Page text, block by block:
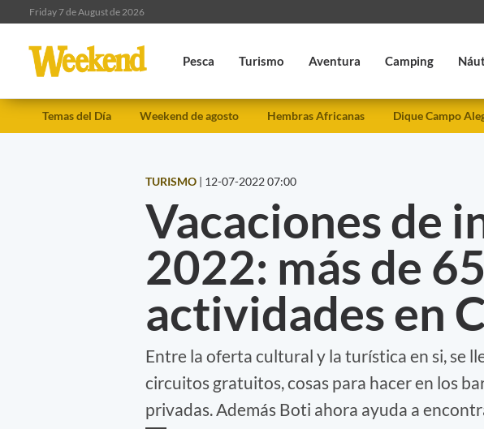
Friday 7 de August de 2026
Pesca Turismo Aventura Camping
Temas del Día Weekend de agosto Hembras Africanas Dique Campo
TURISMO | 12-07-2022 07:00
Vacaciones de
2022: más de
actividades en
Entre la oferta cultural y la turística en si, se
circuitos gratuitos, cosas para hacer en los
privadas. Además Boti ahora ayuda a